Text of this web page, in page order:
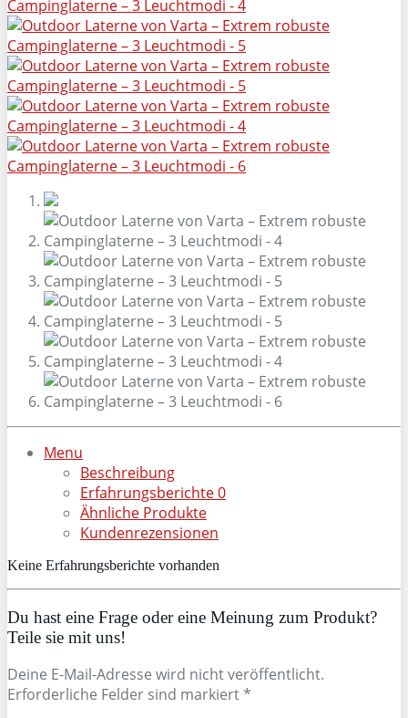
Menu
Beschreibung
Erfahrungsberichte0
Ähnliche Produkte
Kundenrezensionen
Keine Erfahrungsberichte vorhanden
Du hast eine Frage oder eine Meinung zum Produkt?
Teile sie mit uns!
Deine E-Mail-Adresse wird nicht veröffentlicht.
Erforderliche Felder sind markiert *